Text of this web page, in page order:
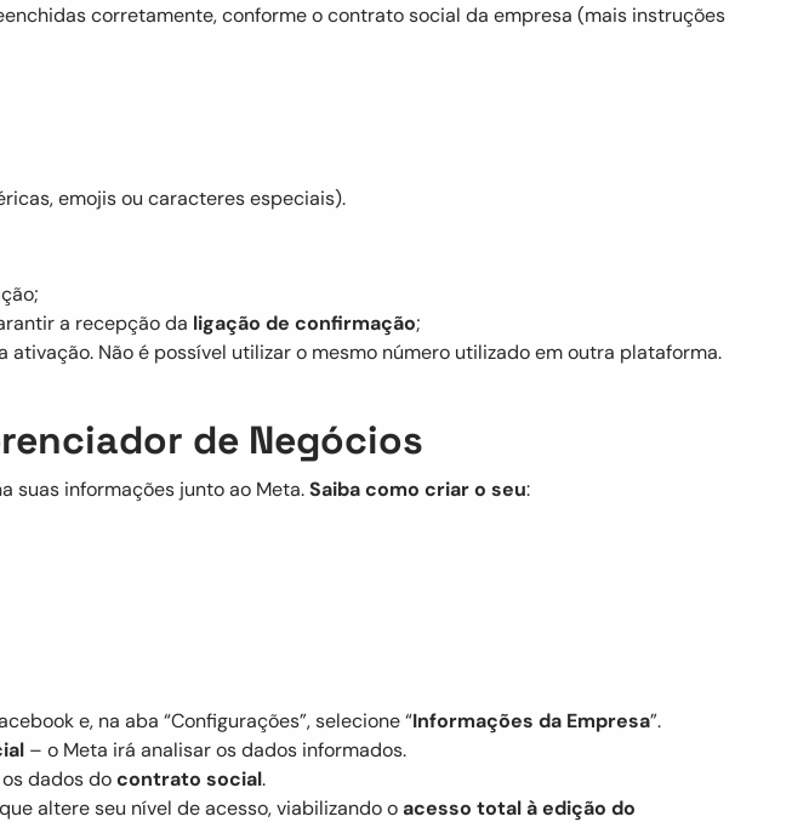
corretamente, conforme o contrato social da empresa (mais instruções
emojis ou caracteres especiais).
a recepção da ligação de confirmação;
ativação. Não é possível utilizar o mesmo número utilizado em outra plataforma.
de Negócios
suas informações junto ao Meta.Saiba como criar o seu:
e, na aba “Configurações”, selecione “Informações da Empresa”.
– o Meta irá analisar os dados informados.
dados docontrato social.
altere seu nível de acesso, viabilizando oacesso total à edição do